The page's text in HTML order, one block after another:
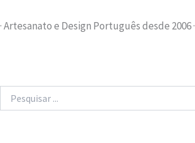
to
· Artesanato e Design Português desde 2006 ·